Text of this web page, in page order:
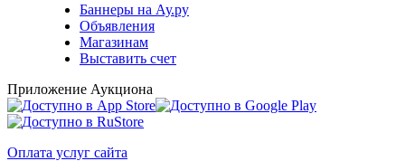
Баннеры на Ау.ру
Объявления
Магазинам
Выставить счет
Приложение Аукциона
Оплата услуг сайта